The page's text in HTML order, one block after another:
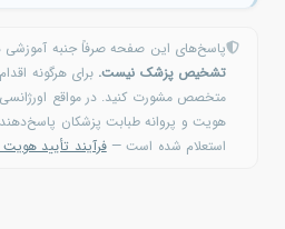
پاسخ‌های این صفحه صرفاً جنبه آموزشی
تشخیص پزشک نیست. برای هرگونه
متخصص مشورت کنید. در مواقع اورژانسی
هویت و پروانه طبابت پزشکان
استعلام شده است —فرآیند تأیید